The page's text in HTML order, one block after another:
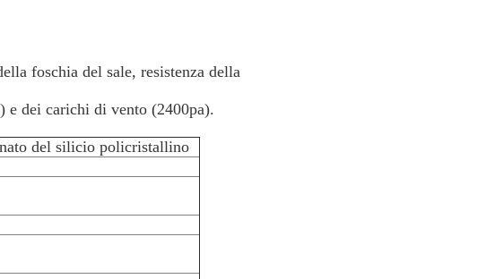
foschia del sale, resistenza della
e dei carichi di vento (2400pa).
del silicio policristallino